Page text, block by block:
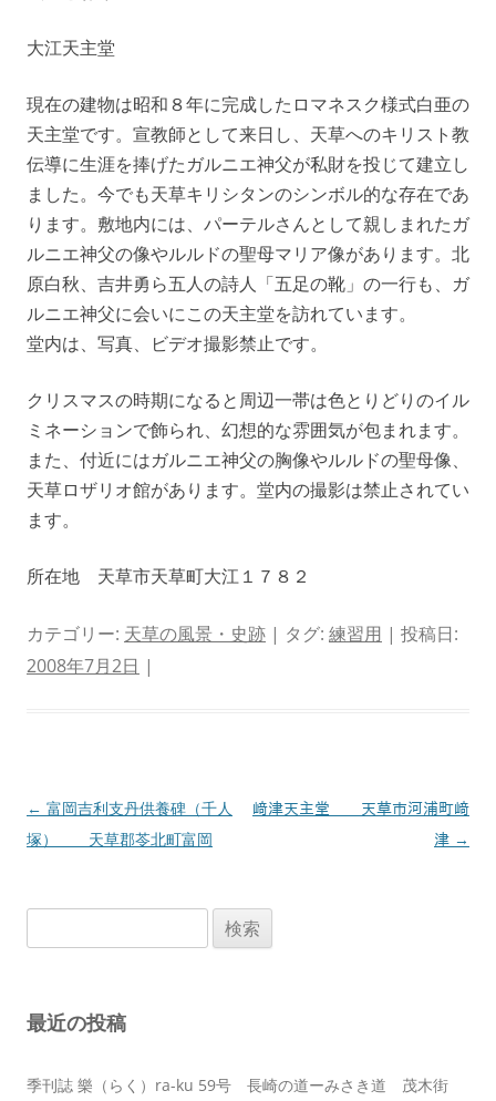
大江天主堂
現在の建物は昭和８年に完成したロマネスク様式白亜の
天主堂です。宣教師として来日し、天草へのキリスト教
伝導に生涯を捧げたガルニエ神父が私財を投じて建立し
ました。今でも天草キリシタンのシンボル的な存在であ
ります。敷地内には、パーテルさんとして親しまれたガ
ルニエ神父の像やルルドの聖母マリア像があります。北
原白秋、吉井勇ら五人の詩人「五足の靴」の一行も、ガ
ルニエ神父に会いにこの天主堂を訪れています。
堂内は、写真、ビデオ撮影禁止です。
クリスマスの時期になると周辺一帯は色とりどりのイル
ミネーションで飾られ、幻想的な雰囲気が包まれます。
また、付近にはガルニエ神父の胸像やルルドの聖母像、
天草ロザリオ館があります。堂内の撮影は禁止されてい
ます。
所在地 天草市天草町大江１７８２
カテゴリー: 天草の風景・史跡 | タグ: 練習用 | 投稿日:
2008年7月2日 |
投
稿
ョ
← 富岡吉利支丹供養碑（千人
塚） 天草郡苓北町富岡
﨑津天主堂 天草市河浦町﨑
津 →
索:
最近の投稿
季刊誌 樂（らく）ra-ku 59号 長崎の道ーみさき道 茂木街